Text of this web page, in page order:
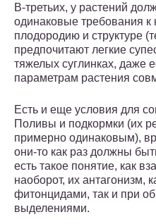
В-третьих, у растений
одинаковые требования к
плодородию и структуре
предпочитают легкие
тяжелых суглинках, даже
параметрам растения
Есть и еще условия для
Поливы и подкормки (их
примерно одинаковым),
они-то как раз должны
есть такое понятие, как
наоборот, их антагонизм,
фитонцидами, так и при
выделениями.